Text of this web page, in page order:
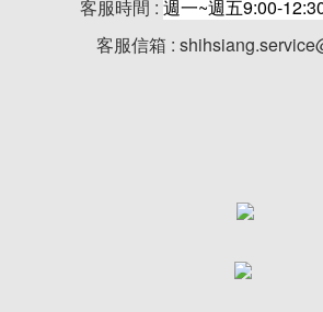
客服時間 : 週一~週五9:00-
客服信箱 :